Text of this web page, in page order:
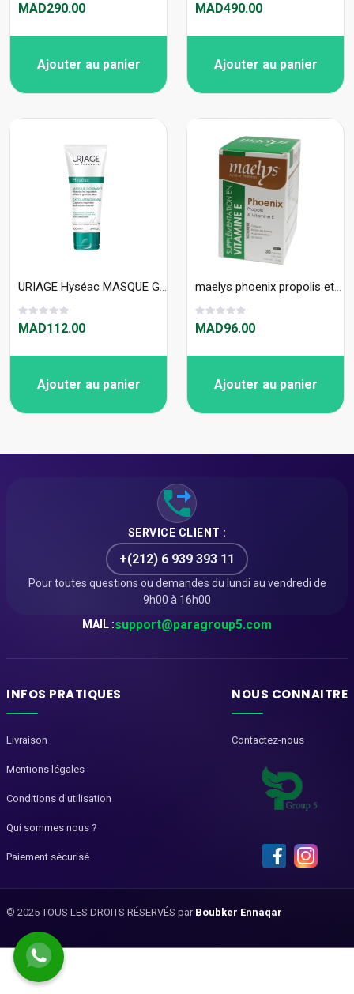
MAD290.00
Ajouter au panier
MAD490.00
Ajouter au panier
URIAGE Hyséac MASQUE GOMMANT 100ml
MAD112.00
Ajouter au panier
maelys phoenix propolis et vitamine E 30 gélules
MAD96.00
Ajouter au panier
SERVICE CLIENT :
+(212) 6 939 393 11
Pour toutes questions ou demandes du lundi au vendredi de
9h00 à 16h00
MAIL :support@paragroup5.com
INFOS PRATIQUES
Livraison
Mentions légales
Conditions d'utilisation
Qui sommes nous ?
Paiement sécurisé
NOUS CONNAITRE
Contactez-nous
© 2025 TOUS LES DROITS RÉSERVÉS par Boubker Ennaqar